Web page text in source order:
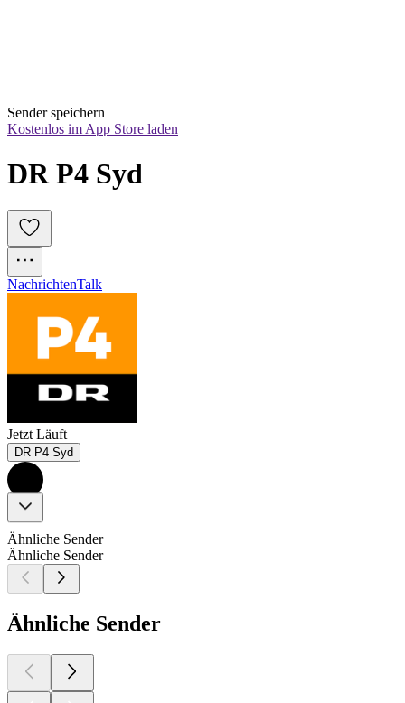
Sender speichern
Kostenlos im App Store laden
DR P4 Syd
NachrichtenTalk
Jetzt Läuft
DR P4 Syd
Ähnliche Sender
Ähnliche Sender
Ähnliche Sender